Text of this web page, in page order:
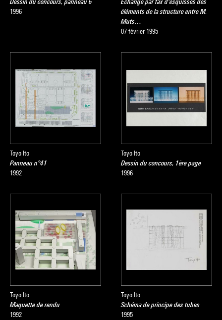
1996
éléments de la structure entre M.
Muts…
07 février 1995
Toyo Ito
Panneau n°41
1992
Toyo Ito
Dessin du concours, 1ère page
1996
Toyo Ito
Maquette de rendu
1992
Toyo Ito
Schéma de principe des tubes
1995